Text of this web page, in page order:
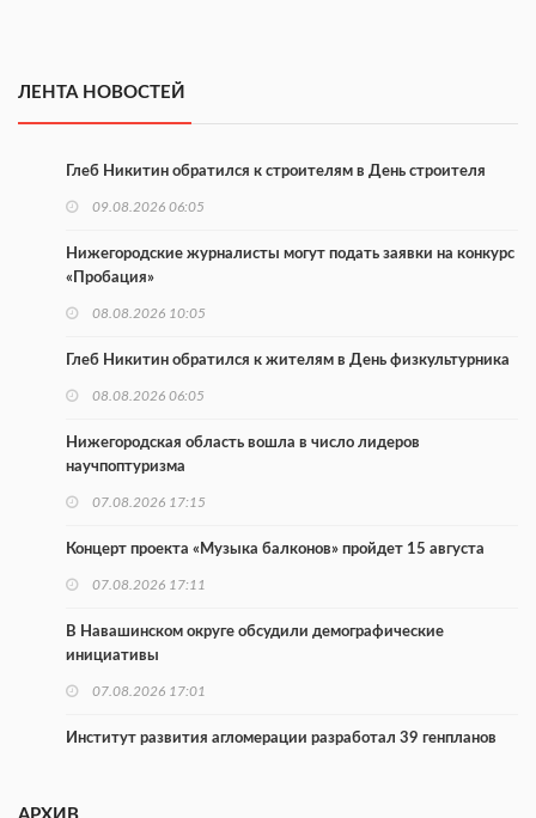
ЛЕНТА НОВОСТЕЙ
Глеб Никитин обратился к строителям в День строителя
09.08.2026 06:05
Нижегородские журналисты могут подать заявки на конкурс
«Пробация»
08.08.2026 10:05
Глеб Никитин обратился к жителям в День физкультурника
08.08.2026 06:05
Нижегородская область вошла в число лидеров
научпоптуризма
07.08.2026 17:15
Концерт проекта «Музыка балконов» пройдет 15 августа
07.08.2026 17:11
В Навашинском округе обсудили демографические
инициативы
07.08.2026 17:01
Институт развития агломерации разработал 39 генпланов